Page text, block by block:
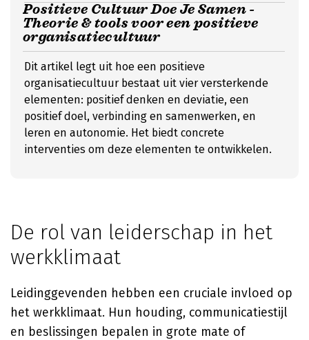
Positieve Cultuur Doe Je Samen -
Theorie & tools voor een positieve
organisatiecultuur
Dit artikel legt uit hoe een positieve
organisatiecultuur bestaat uit vier versterkende
elementen: positief denken en deviatie, een
positief doel, verbinding en samenwerken, en
leren en autonomie. Het biedt concrete
interventies om deze elementen te ontwikkelen.
De rol van leiderschap in het
werkklimaat
Leidinggevenden hebben een cruciale invloed op
het werkklimaat. Hun houding, communicatiestijl
en beslissingen bepalen in grote mate of